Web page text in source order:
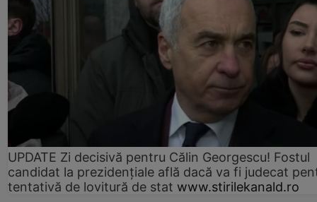
UPDATE Zi decisivă pentru Călin Georgescu! Fostul
candidat la prezidențiale află dacă va fi judecat
tentativă de lovitură de stat www.stirilekanald.ro